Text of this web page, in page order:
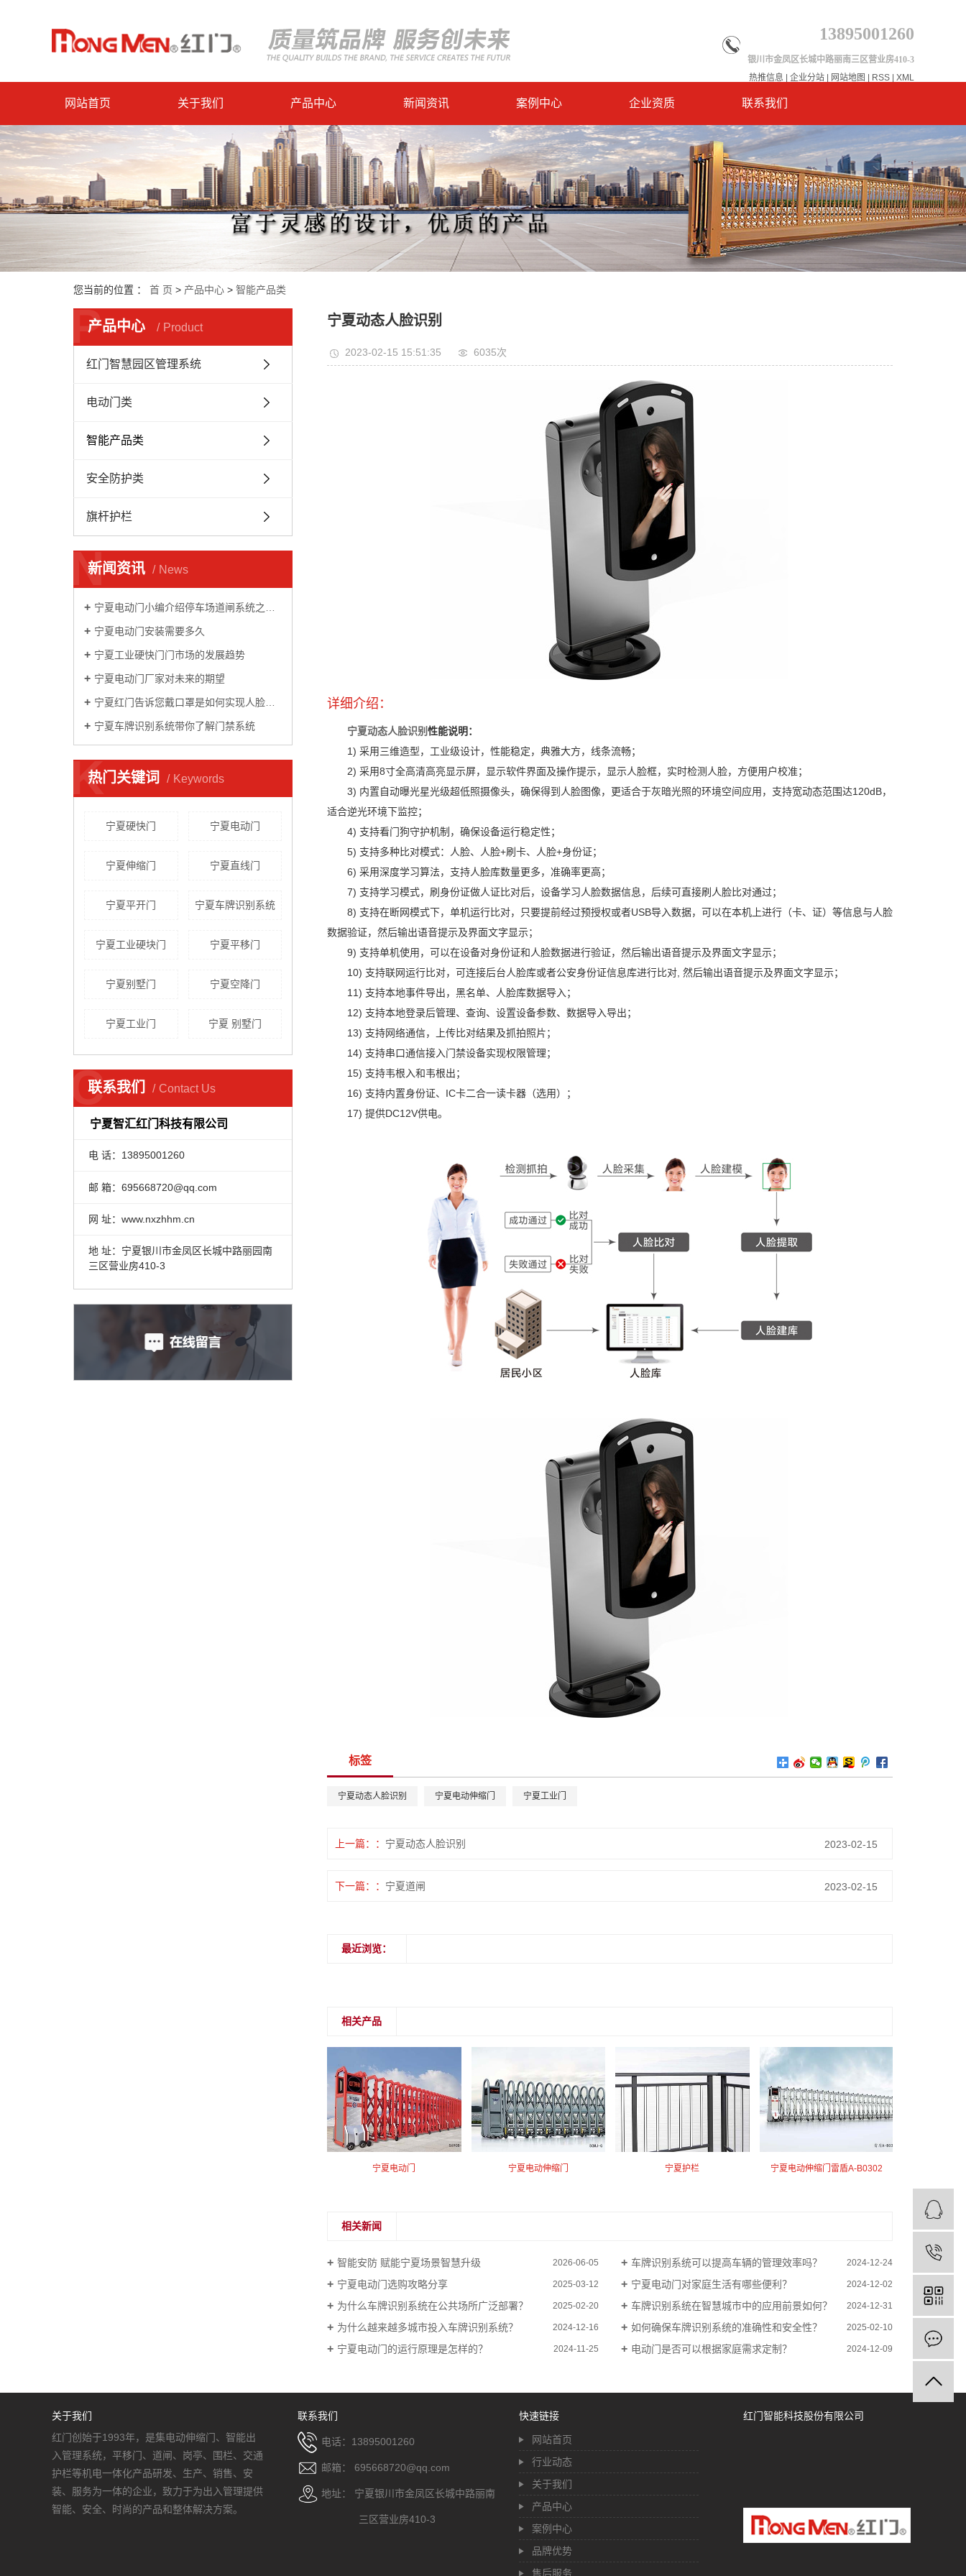
13895001260
银川市金凤区长城中路丽南三区营业房410-3
热推信息
企业分站 网站地图 RSS XML
网站首页 关于我们 产品中心 新闻资讯 案例中心 企业资质 联系我们
您当前的位置 ： 首 页 > 产品中心 > 智能产品类
产品中心 Product
P
红门智慧园区管理系统
电动门类
智能产品类
安全防护类
旗杆护栏
新闻资讯 News
N
宁夏电动门小编介绍停车场道闸系统之栅栏道闸
宁夏电动门安装需要多久
宁夏工业硬快门门市场的发展趋势
宁夏电动门厂家对未来的期望
宁夏红门告诉您戴口罩是如何实现人脸识别的？
宁夏车牌识别系统带你了解门禁系统
热门关键词 Keywords
K
宁夏硬快门 宁夏电动门
宁夏伸缩门 宁夏直线门
宁夏平开门 宁夏车牌识别系统
宁夏工业硬块门 宁夏平移门
宁夏别墅门 宁夏空降门
宁夏工业门 宁夏 别墅门
联系我们 Contact Us
C
宁夏智汇红门科技有限公司
电 话：13895001260
邮 箱：695668720@qq.com
网 址：www.nxzhhm.cn
地 址：宁夏银川市金凤区长城中路丽园南
三区营业房410-3
宁夏动态人脸识别
2023-02-15 15:51:35 6035次
详细介绍：
宁夏动态人脸识别性能说明：
1) 采用三维造型，工业级设计，性能稳定，典雅大方，线条流畅；
2) 采用8寸全高清高亮显示屏，显示软件界面及操作提示，显示人脸框，实时检测人脸，方便用户校准；
3) 内置自动曝光星光级超低照摄像头，确保得到人脸图像，更适合于灰暗光照的环境空间应用，支持宽动态范围达120dB，
适合逆光环境下监控；
4) 支持看门狗守护机制，确保设备运行稳定性；
5) 支持多种比对模式：人脸、人脸+刷卡、人脸+身份证；
6) 采用深度学习算法，支持人脸库数量更多，准确率更高；
7) 支持学习模式，刷身份证做人证比对后，设备学习人脸数据信息，后续可直接刷人脸比对通过；
8) 支持在断网模式下，单机运行比对，只要提前经过预授权或者USB导入数据，可以在本机上进行（卡、证）等信息与人脸
数据验证，然后输出语音提示及界面文字显示；
9) 支持单机使用，可以在设备对身份证和人脸数据进行验证，然后输出语音提示及界面文字显示；
10) 支持联网运行比对，可连接后台人脸库或者公安身份证信息库进行比对, 然后输出语音提示及界面文字显示；
11) 支持本地事件导出，黑名单、人脸库数据导入；
12) 支持本地登录后管理、查询、设置设备参数、数据导入导出；
13) 支持网络通信，上传比对结果及抓拍照片；
14) 支持串口通信接入门禁设备实现权限管理；
15) 支持韦根入和韦根出；
16) 支持内置身份证、IC卡二合一读卡器（选用）；
17) 提供DC12V供电。
标签
宁夏动态人脸识别 宁夏电动伸缩门 宁夏工业门
上一篇： 宁夏动态人脸识别 2023-02-15
下一篇： 宁夏道闸 2023-02-15
最近浏览：
相关产品
宁夏电动门 宁夏电动伸缩门 宁夏护栏 宁夏电动伸缩门雷盾A-B0302
相关新闻
智能安防 赋能宁夏场景智慧升级 2026-06-05 车牌识别系统可以提高车辆的管理效率吗？ 2024-12-24
宁夏电动门选购攻略分享 2025-03-12 宁夏电动门对家庭生活有哪些便利？ 2024-12-02
为什么车牌识别系统在公共场所广泛部署？ 2025-02-20 车牌识别系统在智慧城市中的应用前景如何？ 2024-12-31
为什么越来越多城市投入车牌识别系统？ 2024-12-16 如何确保车牌识别系统的准确性和安全性？ 2025-02-10
宁夏电动门的运行原理是怎样的？ 2024-11-25 电动门是否可以根据家庭需求定制？ 2024-12-09
关于我们
红门创始于1993年，是集电动伸缩门、智能出
入管理系统，平移门、道闸、岗亭、围栏、交通
护栏等机电一体化产品研发、生产、销售、安
装、服务为一体的企业，致力于为出入管理提供
智能、安全、时尚的产品和整体解决方案。
联系我们
电话：13895001260
邮箱： 695668720@qq.com
地址： 宁夏银川市金凤区长城中路丽南
三区营业房410-3
快速链接
网站首页
行业动态
关于我们
产品中心
案例中心
品牌优势
售后服务
红门智能科技股份有限公司